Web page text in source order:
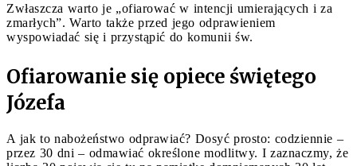
Zwłaszcza warto je „ofiarować w intencji umierających i za
zmarłych”. Warto także przed jego odprawieniem
wyspowiadać się i przystąpić do komunii św.
Ofiarowanie się opiece świętego
Józefa
A jak to nabożeństwo odprawiać? Dosyć prosto: codziennie –
przez 30 dni – odmawiać określone modlitwy. I zaznaczmy, że